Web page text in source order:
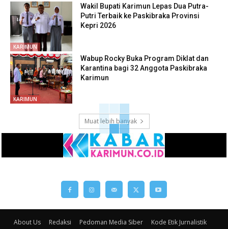
KARIMUN
Wakil Bupati Karimun Lepas Dua Putra-
Putri Terbaik ke Paskibraka Provinsi
Kepri 2026
KARIMUN
Wabup Rocky Buka Program Diklat dan
Karantina bagi 32 Anggota Paskibraka
Karimun
Muat lebih banyak
About Us Redaksi Pedoman Media Siber
Kode Etik Jurnalistik